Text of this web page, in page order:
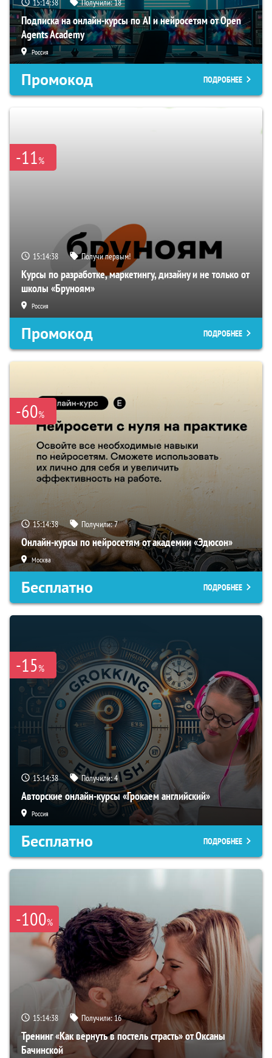
15:14:37 Получили:18
Подписка на онлайн-курсы по AI и нейросетям от Open
Agents Academy
Россия
Промокод ПОДРОБНЕЕ
-11%
15:14:37 Получи первым!
Курсы по разработке, маркетингу, дизайну и не только от
школы «Бруноям»
Россия
Промокод ПОДРОБНЕЕ
-60%
15:14:37 Получили:7
Онлайн-курсы по нейросетям от академии «Эдюсон»
Москва
Бесплатно ПОДРОБНЕЕ
-15%
15:14:37 Получили:4
Авторские онлайн-курсы «Грокаем английский»
Россия
Бесплатно ПОДРОБНЕЕ
-100%
15:14:37 Получили:16
Тренинг «Как вернуть в постель страсть» от Оксаны
Бачинской